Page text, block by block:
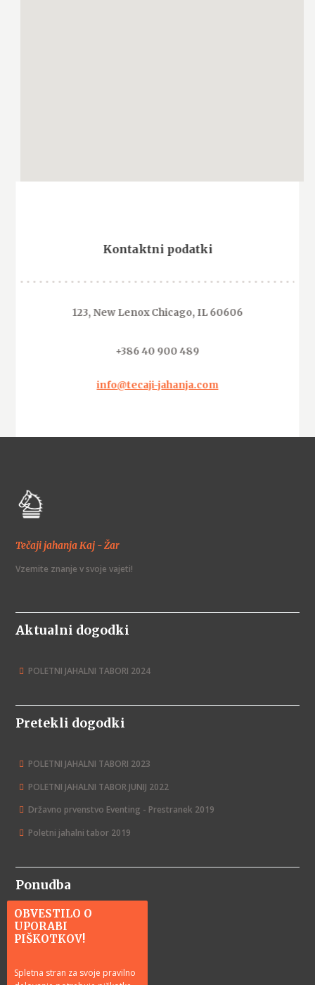
Kontaktni podatki
123, New Lenox Chicago, IL 60606
+386 40 900 489
info@tecaji-jahanja.com
Tečaji jahanja Kaj - Žar
Vzemite znanje v svoje vajeti!
Aktualni dogodki
POLETNI JAHALNI TABORI 2024
Pretekli dogodki
POLETNI JAHALNI TABORI 2023
POLETNI JAHALNI TABOR JUNIJ 2022
Državno prvenstvo Eventing - Prestranek 2019
Poletni jahalni tabor 2019
Ponudba
Jahanje
Tečaji jahanja
OBVESTILO O
UPORABI
PIŠKOTKOV!
Spletna stran za svoje pravilno